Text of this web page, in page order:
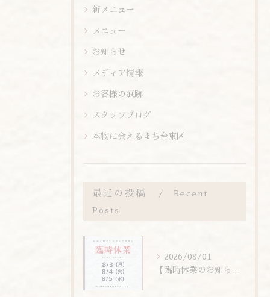
新メニュー
メニュー
お知らせ
メディア情報
お客様の痕跡
スタッフブログ
本物に会えるまち台東区
最近の投稿 Recent
Posts
2026/08/01
【臨時休業のお知らせ】